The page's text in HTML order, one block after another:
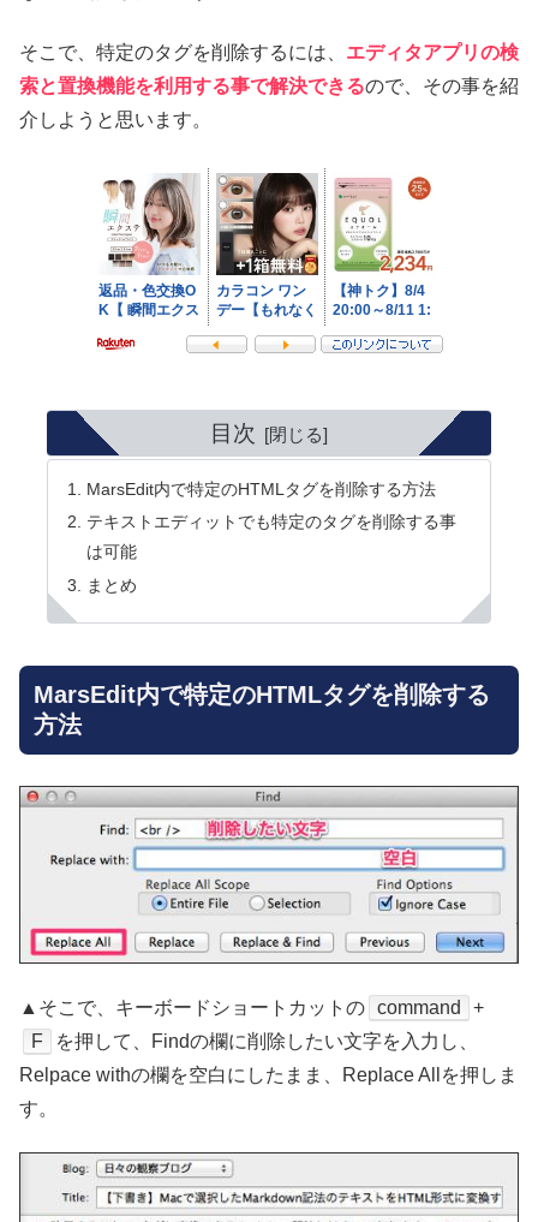
そこで、特定のタグを削除するには、 エディタアプリの検
索と置換機能を利用する事で解決できるので、その事を紹
介しようと思います。
目次
MarsEdit内で特定のHTMLタグを削除する方法
テキストエディットでも特定のタグを削除する事
は可能
まとめ
MarsEdit内で特定のHTMLタグを削除する
方法
▲そこで、キーボードショートカットの command
+
F
を押して、Findの欄に削除したい文字を入力し、
Relpace withの欄を空白にしたまま、Replace Allを押しま
す。